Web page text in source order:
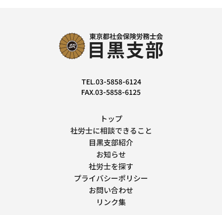
TEL.03-5858-6124
FAX.03-5858-6125
トップ
社労士に相談できること
目黒支部紹介
お知らせ
社労士を探す
プライバシーポリシー
お問い合わせ
リンク集